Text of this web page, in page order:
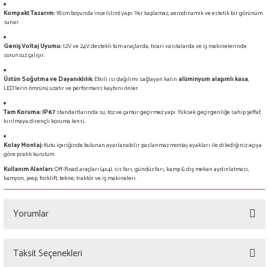
Kompakt Tasarım:18 cm boyunda ince (slim) yapı. Yer kaplamaz, aerodinamik ve estetik bir görünüm
sunar.
Geniş Voltaj Uyumu:12V ve 24V destekli tüm araçlarda, ticari vasıtalarda ve iş makinelerinde
sorunsuz çalışır.
Üstün Soğutma ve Dayanıklılık:Etkili ısı dağılımı sağlayan kalın alüminyum alaşımlı kasa,
LED'lerin ömrünü uzatır ve performans kaybını önler.
Tam Koruma:IP67standartlarında su, toz ve çamur geçirmez yapı. Yüksek geçirgenliğe sahip şeffaf,
kırılmaya dirençli koruma lensi.
Kolay Montaj:Kutu içeriğinde bulunan ayarlanabilir paslanmaz montaj ayakları ile dilediğiniz açıya
göre pratik kurulum.
Kullanım Alanları:Off-Road araçları (4x4), sis farı, gündüz farı, kamp & dış mekan aydınlatması,
kamyon, jeep, forklift, tekne, traktör ve iş makineleri.
Yorumlar
Taksit Seçenekleri